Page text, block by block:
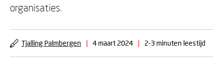
organisaties.
Tjalling Palmbergen | 4 maart 2024 | 2-3 minuten leestijd